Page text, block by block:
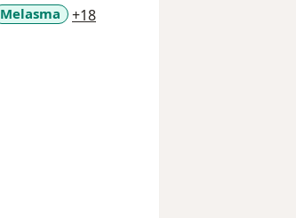
Melasma +18a11y_sr_more_diseases